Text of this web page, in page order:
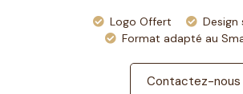
Logo Offert
Design
Format adapté au
Contactez-nous